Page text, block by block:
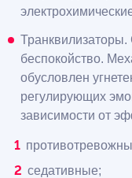
Транквилизаторы.
беспокойство.
обусловлен
регулирующих
зависимости от
седативные;